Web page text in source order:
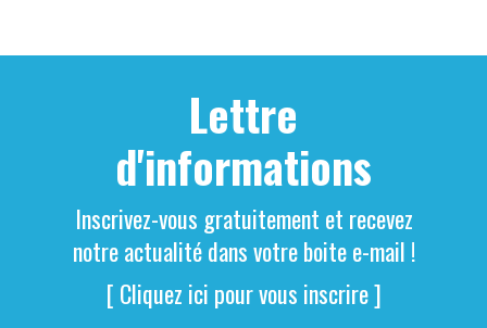
Lettre
d'informations
Inscrivez-vous gratuitement et recevez
notre actualité dans votre boite e-mail !
[ Cliquez ici pour vous inscrire ]